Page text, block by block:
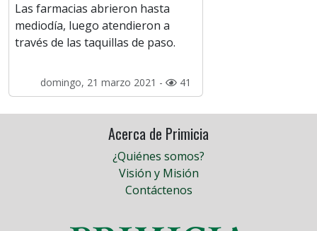
Las farmacias abrieron hasta
mediodía, luego atendieron a
través de las taquillas de paso.
domingo, 21 marzo 2021 - 41
Acerca de Primicia
¿Quiénes somos?
Visión y Misión
Contáctenos